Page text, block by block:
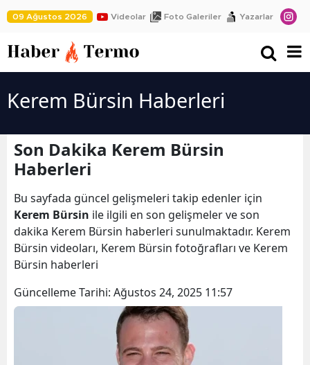
09 Ağustos 2026 Videolar Foto Galeriler Yazarlar
Kerem Bürsin Haberleri
Son Dakika Kerem Bürsin
Haberleri
Bu sayfada güncel gelişmeleri takip edenler için
Kerem Bürsin ile ilgili en son gelişmeler ve son
dakika Kerem Bürsin haberleri sunulmaktadır. Kerem
Bürsin videoları, Kerem Bürsin fotoğrafları ve Kerem
Bürsin haberleri
Güncelleme Tarihi: Ağustos 24, 2025 11:57